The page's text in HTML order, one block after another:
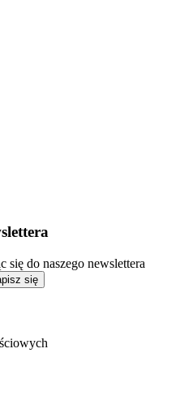
się do naszego newslettera
się